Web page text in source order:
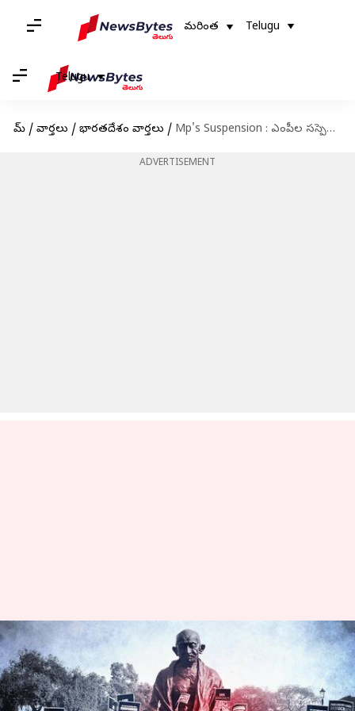
మరింత Telugu
Telugu
హోమ్ / వార్తలు / భారతదేశం వార్తలు / Mp's Suspension : ఎంపీల సస్పెన్షన్‌పై పాదయాత్ర.. ప్లకార్డులతో హోరెత్తిస్తోన్న ప్రతిపక్ష నేతలు
ADVERTISEMENT
Mp's Suspension : ఎంపీల
సస్పెన్షన్‌పై పాదయాత్ర.. ప్లకార్డులతో
హోరెత్తిస్తోన్న ప్రతిపక్ష నేతలు